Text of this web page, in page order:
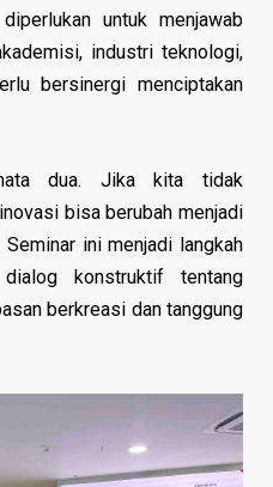
untuk menjawab
industri teknologi,
bersinergi menciptakan
dua. Jika kita tidak
bisa berubah menjadi
ini menjadi langkah
konstruktif tentang
berkreasi dan tanggung